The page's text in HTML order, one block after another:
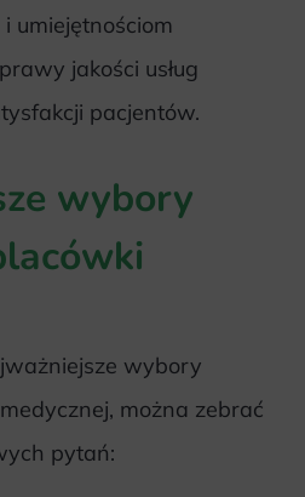
umiejętnościom
jakości usług
pacjentów.
wybory
wybory
można zebrać
pytań: